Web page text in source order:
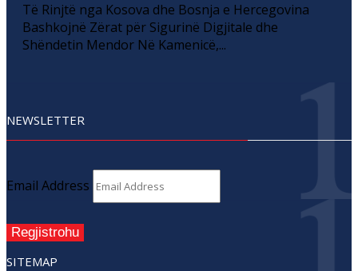
Të Rinjtë nga Kosova dhe Bosnja e Hercegovina
Bashkojnë Zërat për Sigurinë Digjitale dhe
Shëndetin Mendor Në Kamenicë,...
NEWSLETTER
Email Address
Regjistrohu
SITEMAP